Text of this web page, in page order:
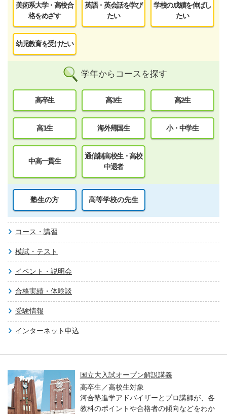
美術系大学・高校合
格をめざす
英語・英会話を学び
たい
学校の成績を伸ばし
たい
幼児教育を受けたい
学年からコースを探す
高卒生 高3生 高2生
高1生 海外帰国生 小・中学生
中高一貫生
通信制高校生・高校
中退者
塾生の方 高等学校の先生
コース・講習
模試・テスト
イベント・説明会
合格実績・体験談
受験情報
インターネット申込
国立大入試オープン解説講義
高卒生／高校生対象
河合塾進学アドバイザーとプロ講師が、各
教科のポイントや合格者の傾向などをわか